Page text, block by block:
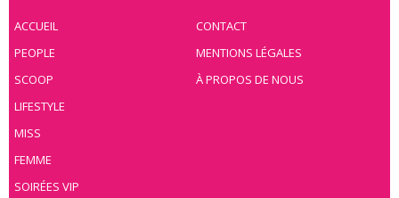
ACCUEIL
PEOPLE
SCOOP
LIFESTYLE
MISS
FEMME
SOIRÉES VIP
CONTACT
MENTIONS LÉGALES
À PROPOS DE NOUS